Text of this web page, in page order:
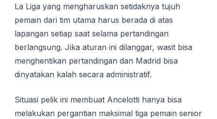
La Liga yang mengharuskan setidaknya tujuh
pemain dari tim utama harus berada di atas
lapangan setiap saat selama pertandingan
berlangsung. Jika aturan ini dilanggar, wasit bisa
menghentikan pertandingan dan Madrid bisa
dinyatakan kalah secara administratif.
Situasi pelik ini membuat Ancelotti hanya bisa
melakukan pergantian maksimal tiga pemain senior